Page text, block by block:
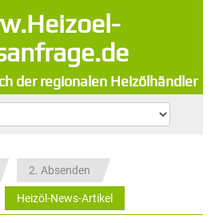
der regionalen Heizölhändler
2. Absenden
Heizöl-News-Artikel